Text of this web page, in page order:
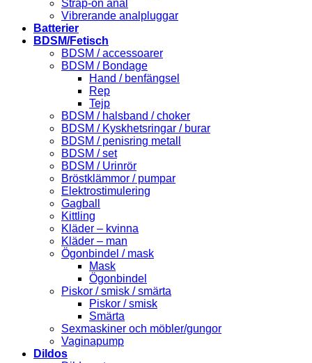
Strap-on anal
Vibrerande analpluggar
Batterier
BDSM/Fetisch
BDSM / accessoarer
BDSM / Bondage
Hand / benfängsel
Rep
Tejp
BDSM / halsband / choker
BDSM / Kyskhetsringar / burar
BDSM / penisring metall
BDSM / set
BDSM / Urinrör
Bröstklämmor / pumpar
Elektrostimulering
Gagball
Kittling
Kläder – kvinna
Kläder – man
Ögonbindel / mask
Mask
Ögonbindel
Piskor / smisk / smärta
Piskor / smisk
Smärta
Sexmaskiner och möbler/gungor
Vaginapump
Dildos